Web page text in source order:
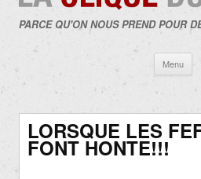
PARCE QU'ON NOUS PREND POUR
Menu
LORSQUE LES
FONT HONTE!!!